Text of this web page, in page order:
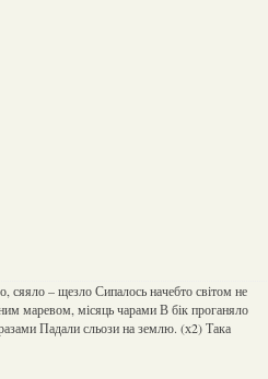
– щезло Сипалось начебто світом не
маревом, місяць чарами В бік проганяло
Падали сльози на землю. (х2) Така